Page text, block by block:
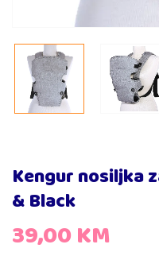
Kengur nosiljka
& Black
39,00KM